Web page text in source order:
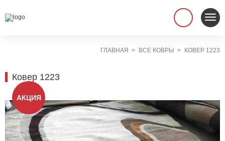
ГЛАВНАЯ ВСЕ КОВРЫ КОВЕР 1223
Ковер 1223
АКЦИЯ